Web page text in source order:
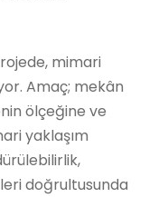
mimari
Amaç; mekân
ölçeğine ve
yaklaşım
doğrultusunda